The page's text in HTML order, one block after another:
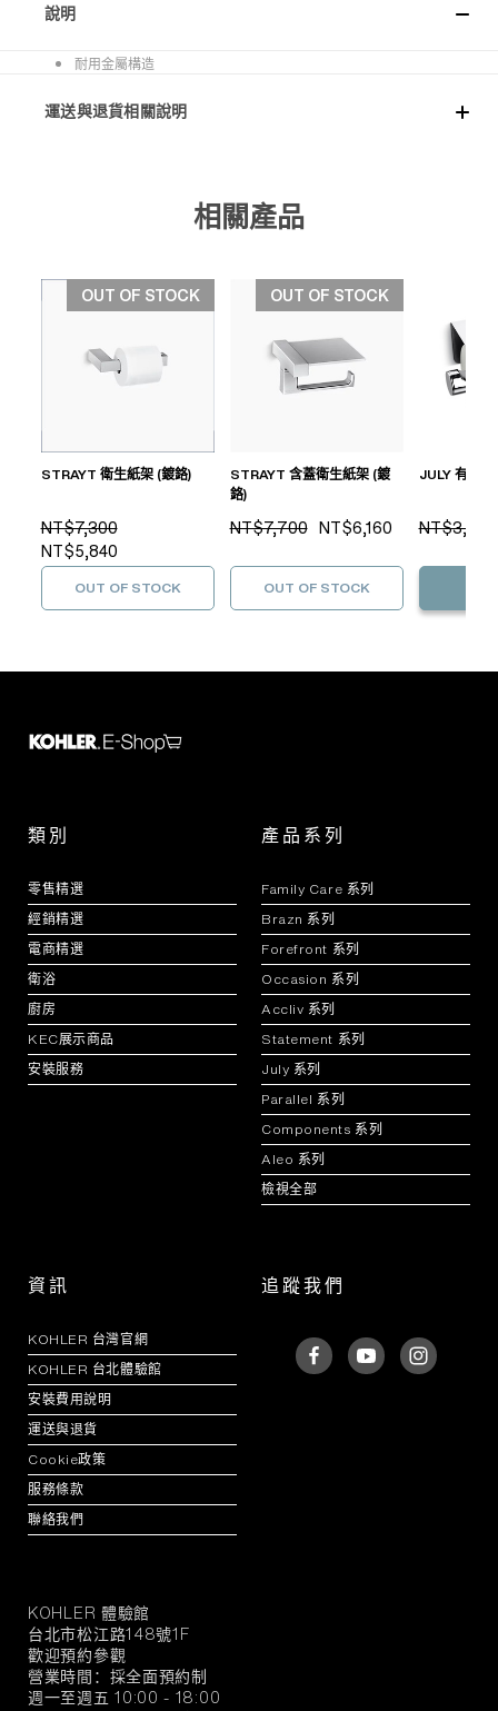
說明
耐用金屬構造
運送與退貨相關說明
相關產品
OUT OF STOCK
STRAYT 衛生紙架 (鍍鉻)
NT$7,300
NT$5,840
OUT OF STOCK
OUT OF STOCK
STRAYT 含蓋衛生紙架 (鍍
鉻)
NT$7,700 NT$6,160
OUT OF STOCK
JULY 有蓋
NT$3,100
類別
零售精選
經銷精選
電商精選
衛浴
廚房
KEC展示商品
安裝服務
產品系列
Family Care 系列
Brazn 系列
Forefront 系列
Occasion 系列
Accliv 系列
Statement 系列
July 系列
Parallel 系列
Components 系列
Aleo 系列
檢視全部
資訊
KOHLER 台灣官網
KOHLER 台北體驗館
安裝費用說明
運送與退貨
Cookie政策
服務條款
聯絡我們
追蹤我們
KOHLER
官
方
旗
KOHLER 體驗館
台北市松江路148號1F
歡迎預約參觀
營業時間：採全面預約制
週一至週五 10:00 - 18:00